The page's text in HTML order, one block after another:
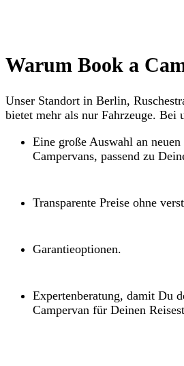
Warum Book a
Unser Standort in Berlin,
bietet mehr als nur Fahrzeuge. Bei
Eine große Auswahl an neuen
Campervans, passend zu
Transparente Preise ohne
Garantieoptionen.
Expertenberatung, damit Du
Campervan für Deinen